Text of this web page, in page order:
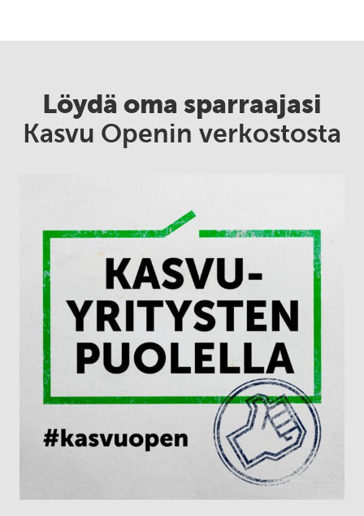
Löydä oma sparraajasi
Kasvu Openin verkostosta